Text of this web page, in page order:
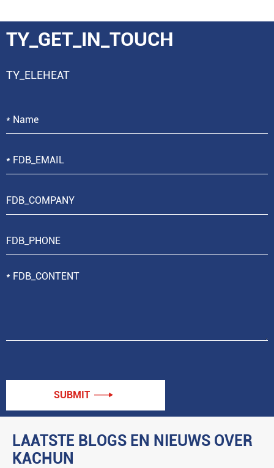
LAATSTE BLOGS EN NIEUWS OVER
KACHUN
TY_GET_IN_TOUCH
TY_ELEHEAT
SUBMIT 